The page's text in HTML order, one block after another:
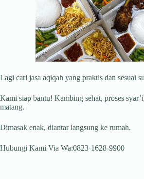
Lagi cari jasa aqiqah yang praktis dan sesuai
Kami siap bantu! Kambing sehat, proses
matang.
Dimasak enak, diantar langsung ke rumah.
Hubungi Kami Via Wa:0823-1628-9900